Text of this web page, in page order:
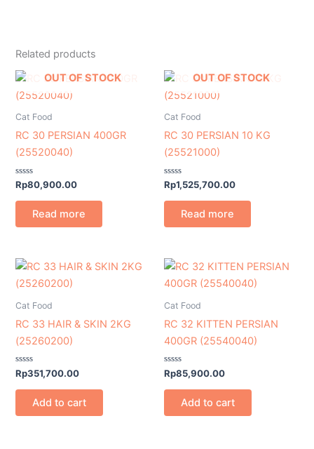
Related products
OUT OF STOCK
Cat Food
RC 30 PERSIAN 400GR
(25520040)
Rated
out
Rp80,900.00
Read more
OUT OF STOCK
Cat Food
RC 30 PERSIAN 10 KG
(25521000)
Rated
out
Rp1,525,700.00
Read more
Cat Food
RC 33 HAIR & SKIN 2KG
(25260200)
Rated
0
out
Rp351,700.00
Add to cart
Cat Food
RC 32 KITTEN PERSIAN
400GR (25540040)
Rated
0
out
Rp85,900.00
Add to cart